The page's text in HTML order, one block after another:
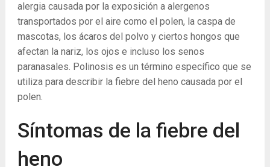
alergia causada por la exposición a alergenos
transportados por el aire como el polen, la caspa de
mascotas, los ácaros del polvo y ciertos hongos que
afectan la nariz, los ojos e incluso los senos
paranasales. Polinosis es un término específico que se
utiliza para describir la fiebre del heno causada por el
polen.
Síntomas de la fiebre del
heno